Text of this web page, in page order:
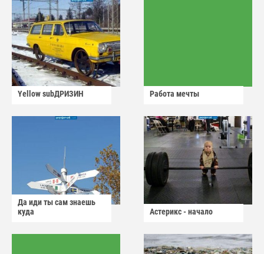
Yellow subДРИЗИН Работа мечты
Да иди ты сам знаешь
куда
Астерикс - начало